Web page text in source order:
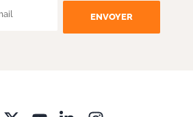
ENVOYER